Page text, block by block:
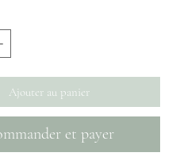
Ajouter au panier
et payer